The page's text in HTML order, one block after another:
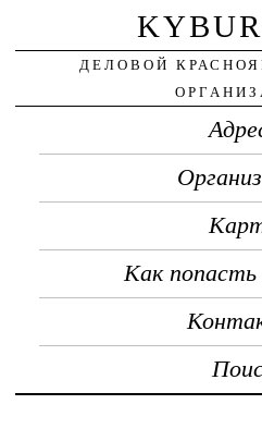
ДЕЛОВОЙ
Как попасть